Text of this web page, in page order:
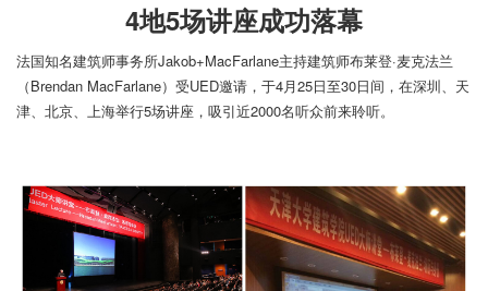
4地5场讲座成功落幕
法国知名建筑师事务所Jakob+MacFarlane主持建筑师布莱登·麦克法兰
（Brendan MacFarlane）受UED邀请，于4月25日至30日间，在深圳、天
津、北京、上海举行5场讲座，吸引近2000名听众前来聆听。